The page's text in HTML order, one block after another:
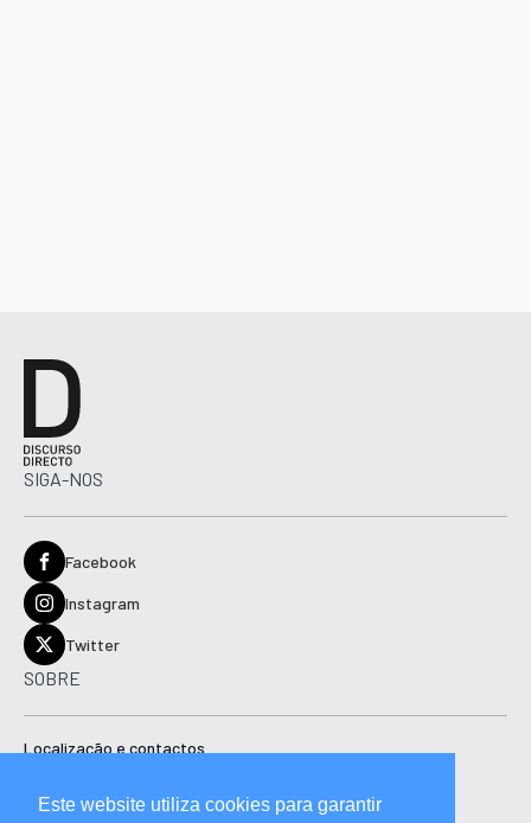
SIGA-NOS
Facebook
Instagram
Twitter
SOBRE
Localização e contactos
Ficha técnica
Este website utiliza cookies para garantir